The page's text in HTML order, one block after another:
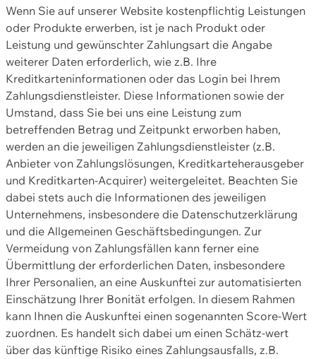
Wenn Sie auf unserer Website kostenpflichtig Leistungen
oder Produkte erwerben, ist je nach Produkt oder
Leistung und gewünschter Zahlungsart die Angabe
weiterer Daten erforderlich, wie z.B. Ihre
Kreditkarteninformationen oder das Login bei Ihrem
Zahlungsdienstleister. Diese Informationen sowie der
Umstand, dass Sie bei uns eine Leistung zum
betreffenden Betrag und Zeitpunkt erworben haben,
werden an die jeweiligen Zahlungsdienstleister (z.B.
Anbieter von Zahlungslösungen, Kreditkarteherausgeber
und Kreditkarten-Acquirer) weitergeleitet. Beachten Sie
dabei stets auch die Informationen des jeweiligen
Unternehmens, insbesondere die Datenschutzerklärung
und die Allgemeinen Geschäftsbedingungen. Zur
Vermeidung von Zahlungsfällen kann ferner eine
Übermittlung der erforderlichen Daten, insbesondere
Ihrer Personalien, an eine Auskunftei zur automatisierten
Einschätzung Ihrer Bonität erfolgen. In diesem Rahmen
kann Ihnen die Auskunftei einen sogenannten Score-Wert
zuordnen. Es handelt sich dabei um einen Schätz-wert
über das künftige Risiko eines Zahlungsausfalls, z.B.